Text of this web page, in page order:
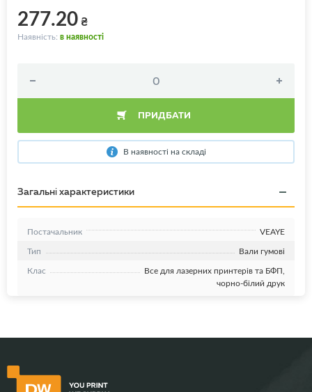
277.20₴
Наявність: в наявності
ПРИДБАТИ
В наявності на складі
Загальні характеристики
Постачальник
VEAYE
Тип
Вали гумові
Клас
Все для лазерних принтерів та БФП,
чорно-білий друк